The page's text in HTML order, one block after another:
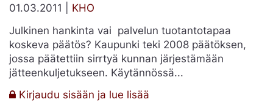
suhteellisuusperiaate
01.03.2011 | KHO
Julkinen hankinta vai palvelun tuotantotapaa
koskeva päätös? Kaupunki teki 2008 päätöksen,
jossa päätettiin sirrtyä kunnan järjestämään
jätteenkuljetukseen. Käytännössä...
Kirjaudu sisään ja lue lisää